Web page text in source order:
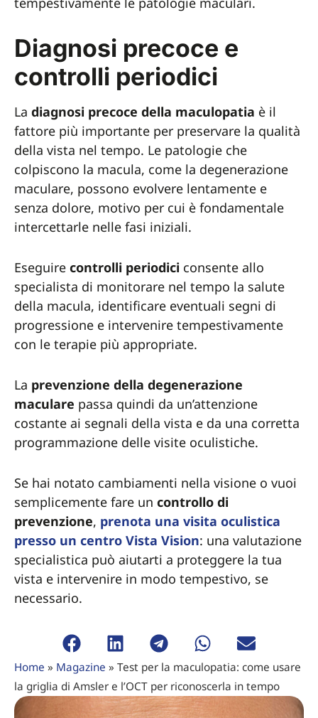
Home » Magazine » Test per la maculopatia: come usare
la griglia di Amsler e l’OCT per riconoscerla in tempo
Diagnosi precoce e
controlli periodici
La diagnosi precoce della maculopatia è il
fattore più importante per preservare la qualità
della vista nel tempo. Le patologie che
colpiscono la macula, come la degenerazione
maculare, possono evolvere lentamente e
senza dolore, motivo per cui è fondamentale
intercettarle nelle fasi iniziali.
Eseguire controlli periodici consente allo
specialista di monitorare nel tempo la salute
della macula, identificare eventuali segni di
progressione e intervenire tempestivamente
con le terapie più appropriate.
La prevenzione della degenerazione
maculare passa quindi da un’attenzione
costante ai segnali della vista e da una corretta
programmazione delle visite oculistiche.
Se hai notato cambiamenti nella visione o vuoi
semplicemente fare un controllo di
prevenzione, prenota una visita oculistica
presso un centro Vista Vision: una valutazione
specialistica può aiutarti a proteggere la tua
vista e intervenire in modo tempestivo, se
necessario.